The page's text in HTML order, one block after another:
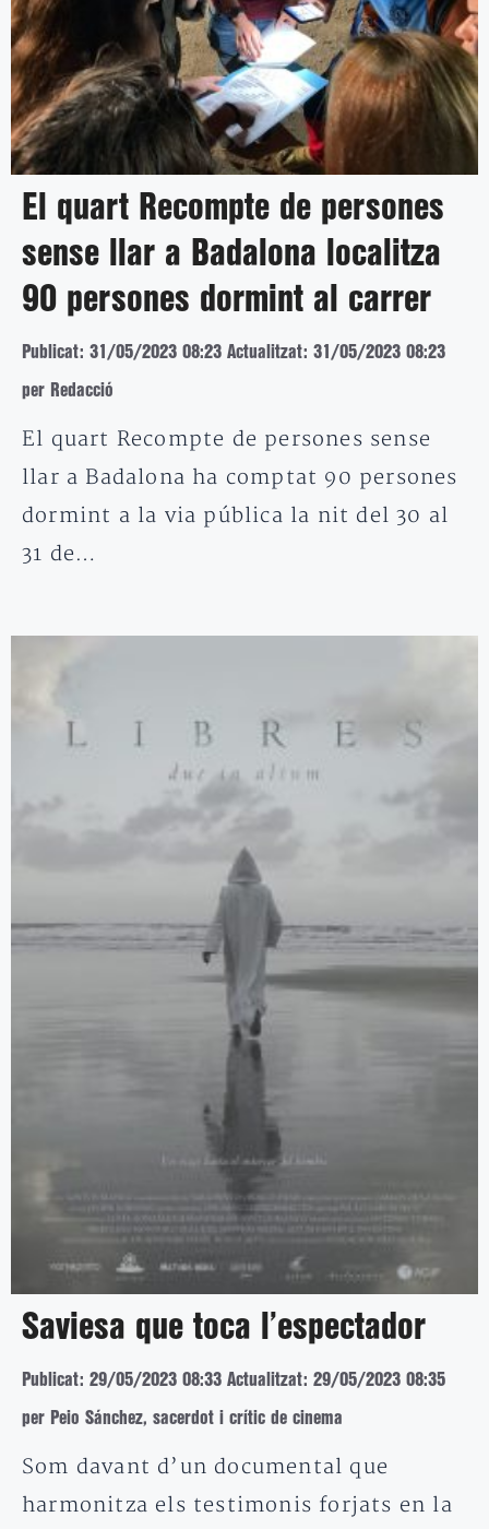
El quart Recompte de persones
sense llar a Badalona localitza
90 persones dormint al carrer
Publicat: 31/05/2023 08:23 Actualitzat: 31/05/2023 08:23
per Redacció
El quart Recompte de persones sense
llar a Badalona ha comptat 90 persones
dormint a la via pública la nit del 30 al
31 de…
Saviesa que toca l’espectador
Publicat: 29/05/2023 08:33 Actualitzat: 29/05/2023 08:35
per Peio Sánchez, sacerdot i crític de cinema
Som davant d’un documental que
harmonitza els testimonis forjats en la